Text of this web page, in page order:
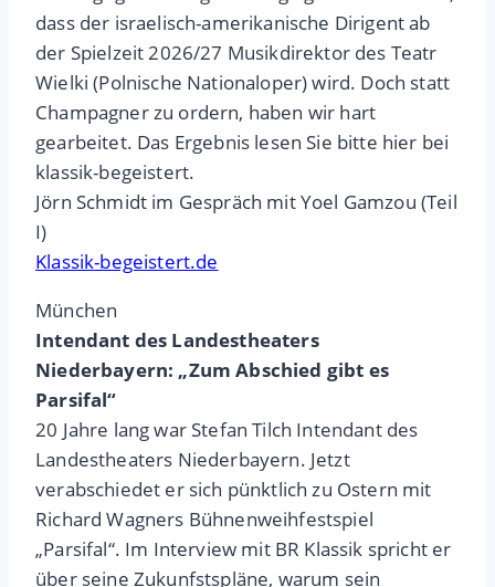
dass der israelisch-amerikanische Dirigent ab
der Spielzeit 2026/27 Musikdirektor des Teatr
Wielki (Polnische Nationaloper) wird. Doch statt
Champagner zu ordern, haben wir hart
gearbeitet. Das Ergebnis lesen Sie bitte hier bei
klassik-begeistert.
Jörn Schmidt im Gespräch mit Yoel Gamzou (Teil
I)
Klassik-begeistert.de
München
Intendant des Landestheaters
Niederbayern: „Zum Abschied gibt es
Parsifal“
20 Jahre lang war Stefan Tilch Intendant des
Landestheaters Niederbayern. Jetzt
verabschiedet er sich pünktlich zu Ostern mit
Richard Wagners Bühnenweihfestspiel
„Parsifal“. Im Interview mit BR Klassik spricht er
über seine Zukunfstspläne, warum sein